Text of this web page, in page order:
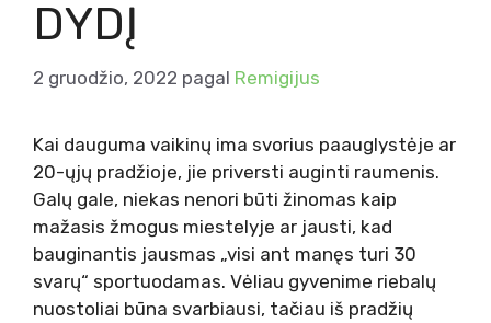
DYDĮ
2 gruodžio, 2022 pagal Remigijus
Kai dauguma vaikinų ima svorius paauglystėje ar
20-ųjų pradžioje, jie priversti auginti raumenis.
Galų gale, niekas nenori būti žinomas kaip
mažasis žmogus miestelyje ar jausti, kad
bauginantis jausmas „visi ant manęs turi 30
svarų“ sportuodamas. Vėliau gyvenime riebalų
nuostoliai būna svarbiausi, tačiau iš pradžių